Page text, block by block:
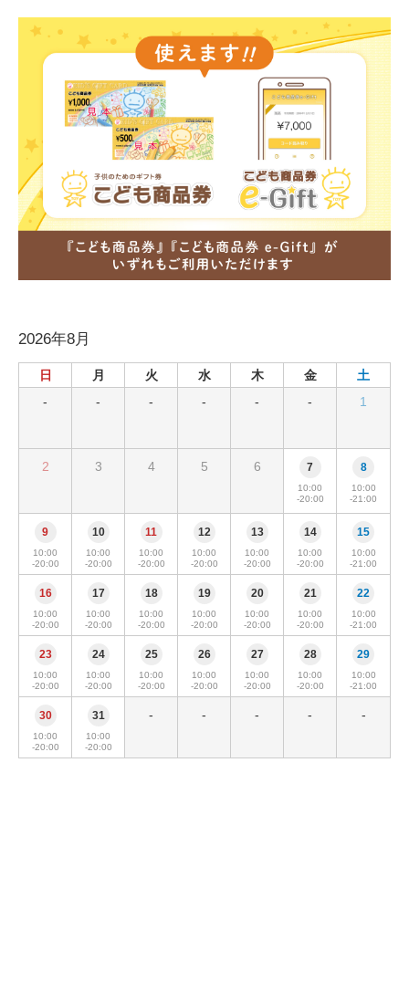
2026年8月
日 月 火 水 木 金
土
-
- - - - - 1
2 3 4 5 6 7
10:00
-20:00
8
10:00
-21:00
9
10:00
-20:00
10
10:00
-20:00
11
10:00
-20:00
12
10:00
-20:00
13
10:00
-20:00
14
10:00
-20:00
15
10:00
-21:00
16
10:00
-20:00
17
10:00
-20:00
18
10:00
-20:00
19
10:00
-20:00
20
10:00
-20:00
21
10:00
-20:00
22
10:00
-21:00
23
10:00
-20:00
24
10:00
-20:00
25
10:00
-20:00
26
10:00
-20:00
27
10:00
-20:00
28
10:00
-20:00
29
10:00
-21:00
30
10:00
-20:00
31
10:00
-20:00
- - - - -